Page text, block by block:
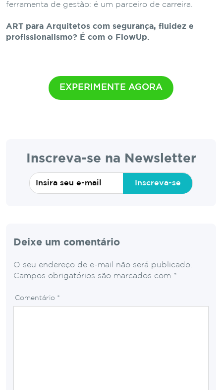
ferramenta de gestão: é um parceiro de carreira.
ART para Arquitetos com segurança, fluidez e
profissionalismo? É com o FlowUp.
EXPERIMENTE AGORA
Inscreva-se na Newsletter
Inscreva-se
Deixe um comentário
O seu endereço de e-mail não será publicado.
Campos obrigatórios são marcados com *
Comentário *